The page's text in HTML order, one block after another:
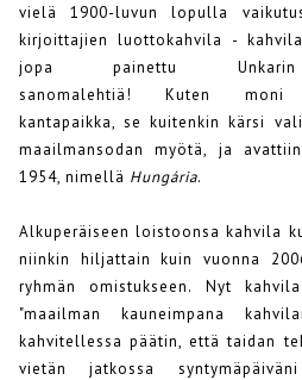
vielä 1900-luvun lopulla
kirjoittajien luottokahvila -
jopa painettu Unkarin
sanomalehtiä! Kuten moni
kantapaikka, se kuitenkin kärsi
maailmansodan myötä, ja
1954, nimellä Hungária.
Alkuperäiseen loistoonsa kahvila
niinkin hiljattain kuin vuonna
ryhmän omistukseen. Nyt
"maailman kauneimpana
kahvitellessa päätin, että taidan
vietän jatkossa